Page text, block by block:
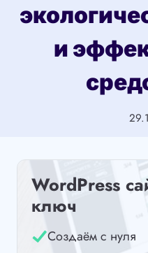
и
WordPress
ключ
Создаём с нуля